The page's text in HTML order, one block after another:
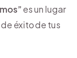
es un lugar
éxito de tus